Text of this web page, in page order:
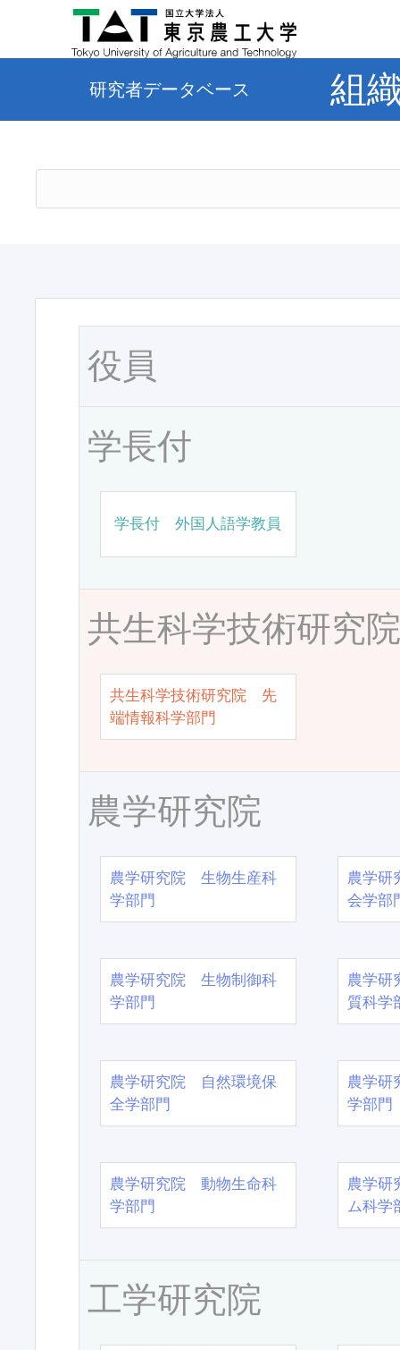
研究者データベース 組
役員
学長付
学長付 外国人語学教員
共生科学技術研究
共生科学技術研究院 先
端情報科学部門
農学研究院
農学研究院 生物生産科
学部門
農学
会学部
農学研究院 生物制御科
学部門
農学
質科学
農学研究院 自然環境保
全学部門
農学
学部門
農学研究院 動物生命科
学部門
農学
ム科学
工学研究院